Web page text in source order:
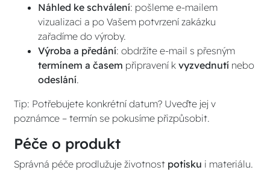
Náhled ke schválení: pošleme e-mailem
vizualizaci a po Vašem potvrzení zakázku
zařadíme do výroby.
Výroba a předání: obdržíte e-mail s přesným
termínem a časem připravení k vyzvednutí nebo
odeslání.
Tip: Potřebujete konkrétní datum? Uveďte jej v
poznámce – termín se pokusíme přizpůsobit.
Péče o produkt
Správná péče prodlužuje životnost potisku i materiálu.